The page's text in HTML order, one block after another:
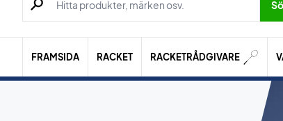
FRAMSIDA RACKET RACKETRÅDGIVARE